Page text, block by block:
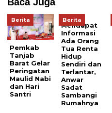
Berita
Pemkab
Tanjab
Barat Gelar
Peringatan
Maulid Nabi
dan Hari
Santri
Berita
Mendapat
Informasi
Ada Orang
Tua Renta
Hidup
Sendiri dan
Terlantar,
Anwar
Sadat
Sambangi
Rumahnya